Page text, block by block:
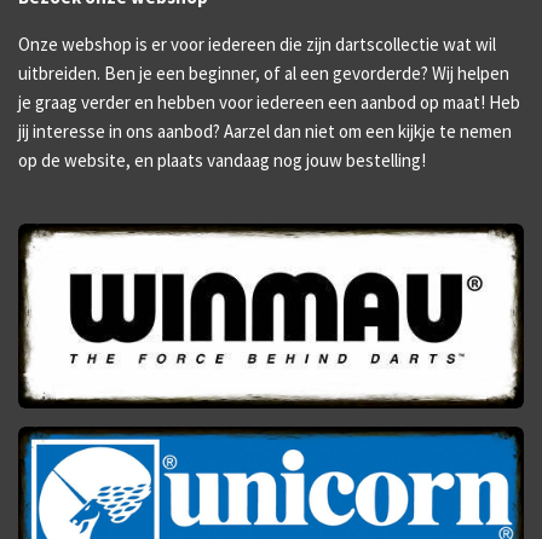
Onze webshop is er voor iedereen die zijn dartscollectie wat wil
uitbreiden. Ben je een beginner, of al een gevorderde? Wij helpen
je graag verder en hebben voor iedereen een aanbod op maat! Heb
jij interesse in ons aanbod? Aarzel dan niet om een kijkje te nemen
op de website, en plaats vandaag nog jouw bestelling!